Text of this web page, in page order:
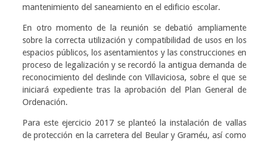
mantenimiento del saneamiento en el edificio escolar.
En otro momento de la reunión se debatió ampliamente
sobre la correcta utilización y compatibilidad de usos en los
espacios públicos, los asentamientos y las construcciones en
proceso de legalización y se recordó la antigua demanda de
reconocimiento del deslinde con Villaviciosa, sobre el que se
iniciará expediente tras la aprobación del Plan General de
Ordenación.
Para este ejercicio 2017 se planteó la instalación de vallas
de protección en la carretera del Beular y Graméu, así como